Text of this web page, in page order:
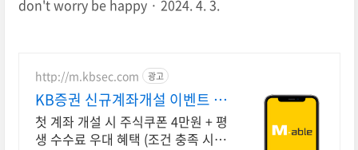
don't worry be happy 2024. 4. 3.
http://m.kbsec.com 광고
KB증권 신규계좌개설 이벤트 국
내주식쿠폰 최대 5만원
첫 계좌 개설 시 주식쿠폰 4만원 + 평
생 수수료 우대 혜택 (조건 충족 시)